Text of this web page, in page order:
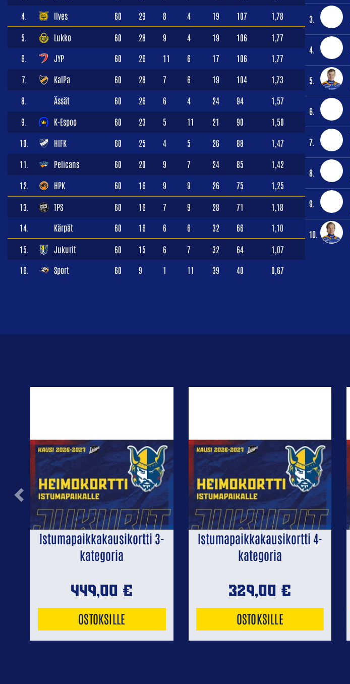
4. Ilves 60 29 8 4 19 107 1,78
5. Lukko 60 28 9 4 19 106 1,77
6. JYP 60 26 11 6 17 106 1,77
7. KalPa 60 28 7 6 19 104 1,73
8. Ässät 60 26 6 4 24 94 1,57
9. K-Espoo 60 23 5 11 21 90 1,50
10. HIFK 60 25 4 5 26 88 1,47
11. Pelicans 60 20 9 7 24 85 1,42
12. HPK 60 16 9 9 26 75 1,25
13. TPS 60 16 7 9 28 71 1,18
14. Kärpät 60 16 6 6 32 66 1,10
15. Jukurit 60 15 6 7 32 64 1,07
16. Sport 60 9 1 11 39 40 0,67
3.
4.
5.
6.
7.
8.
9.
10.
Istumapaikkakausikortti 3-
kategoria
449,00 €
OSTOKSILLE
Istumapaikkakausikortti 4-
kategoria
329,00 €
OSTOKSILLE
Previous